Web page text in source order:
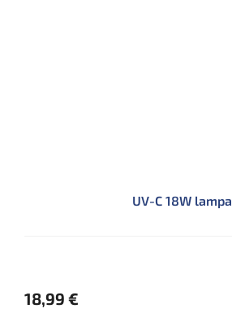
UV-C 18W lampa
produktu
je
18,99 €